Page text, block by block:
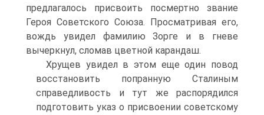
предлагалось присвоить посмертно звание
Героя Советского Союза. Просматривая его,
вождь увидел фамилию Зорге и в гневе
вычеркнул, сломав цветной карандаш.
Хрущев увидел в этом еще один повод
восстановить попранную Сталиным
справедливость и тут же распорядился
подготовить указ о присвоении советскому